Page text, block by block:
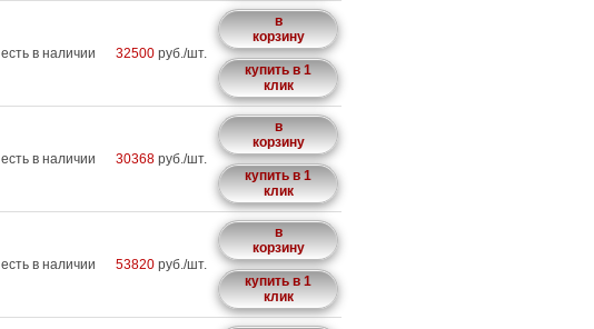
есть в наличии 32500 руб./шт.
в
корзину
купить в 1
клик
есть в наличии 30368 руб./шт.
в
корзину
купить в 1
клик
есть в наличии 53820 руб./шт.
в
корзину
купить в 1
клик